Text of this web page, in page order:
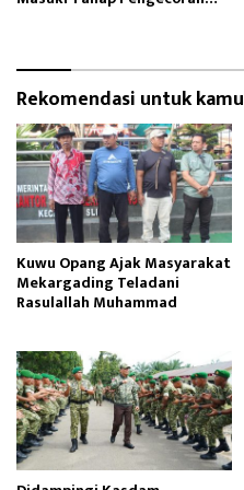
Rekomendasi untuk kamu
Kuwu Opang Ajak Masyarakat
Mekargading Teladani
Rasulallah Muhammad